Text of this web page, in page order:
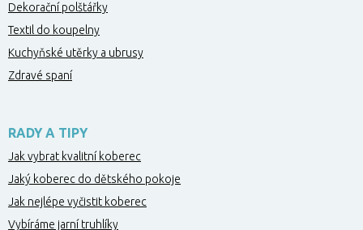
Dekorační polštářky
Textil do koupelny
Kuchyňské utěrky a ubrusy
Zdravé spaní
RADY A TIPY
Jak vybrat kvalitní koberec
Jaký koberec do dětského pokoje
Jak nejlépe vyčistit koberec
Vybíráme jarní truhlíky